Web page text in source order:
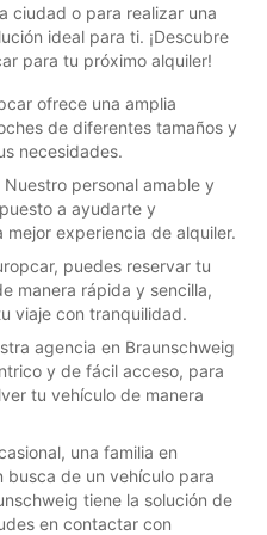
ciudad o para realizar una
ideal para ti. ¡Descubre
para tu próximo alquiler!
ofrece una amplia
de diferentes tamaños y
necesidades.
personal amable y
a ayudarte y
experiencia de alquiler.
puedes reservar tu
manera rápida y sencilla,
viaje con tranquilidad.
agencia en Braunschweig
y de fácil acceso, para
tu vehículo de manera
una familia en
busca de un vehículo para
tiene la solución de
en contactar con